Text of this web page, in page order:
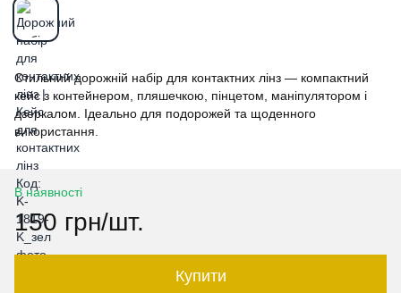
Стильний дорожній набір для контактних лінз — компактний
кейс з контейнером, пляшечкою, пінцетом, маніпулятором і
дзеркалом. Ідеально для подорожей та щоденного
використання.
В наявності
150 грн/шт.
Купити